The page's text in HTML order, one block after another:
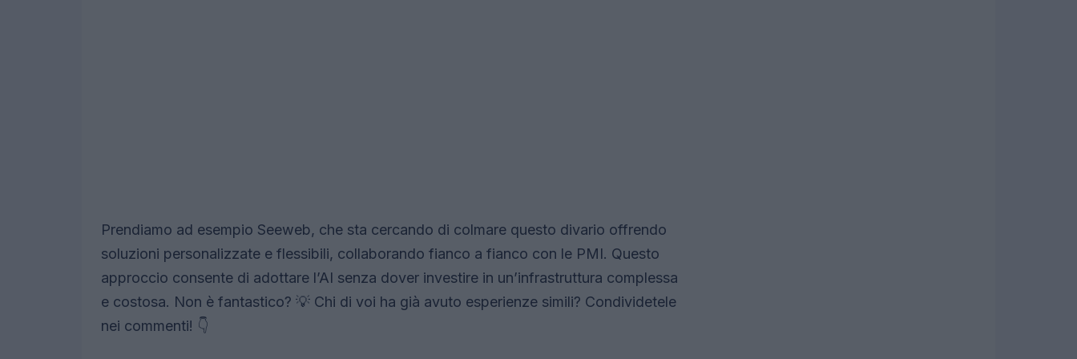
Prendiamo ad esempio Seeweb, che sta cercando di colmare questo divario offrendo
soluzioni personalizzate e flessibili, collaborando fianco a fianco con le PMI. Questo
approccio consente di adottare l’AI senza dover investire in un’infrastruttura complessa
e costosa. Non è fantastico? 💡 Chi di voi ha già avuto esperienze simili? Condividetele
nei commenti! 👇